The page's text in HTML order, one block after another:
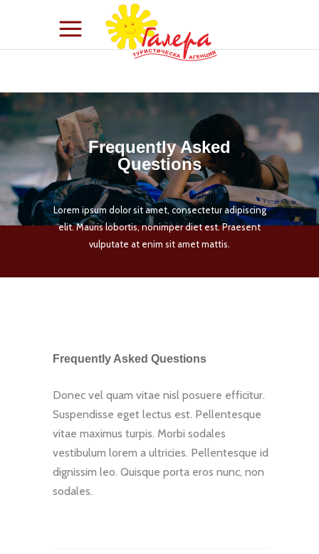
Frequently Asked
Questions
Lorem ipsum dolor sit amet, consectetur adipiscing
elit. Mauris lobortis, nonimper diet est. Praesent
vulputate at enim sit amet mattis.
Frequently Asked Questions
Donec vel quam vitae nisl posuere efficitur.
Suspendisse eget lectus est. Pellentesque
vitae maximus turpis. Morbi sodales
vestibulum lorem a ultricies. Pellentesque id
dignissim leo. Quisque porta eros nunc, non
sodales.